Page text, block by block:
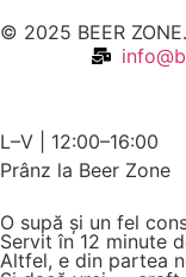
© 2025 BEER
L–V | 12:00–16:00
Prânz la Beer Zone
O supă și un fel
Servit în 12 minute
Altfel, e din partea